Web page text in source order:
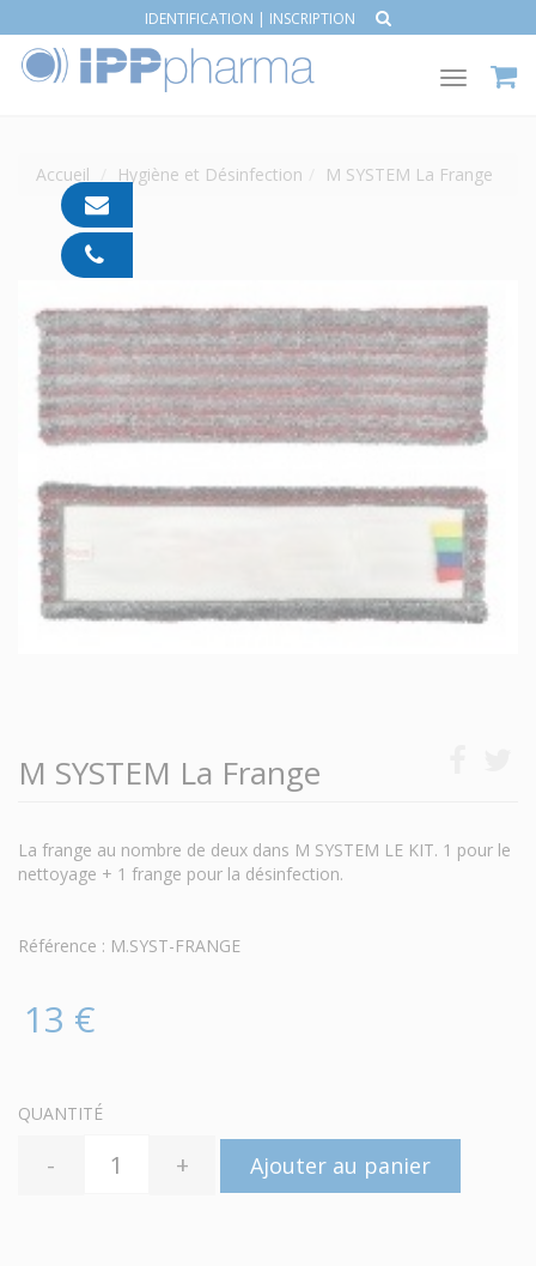
IDENTIFICATION | INSCRIPTION
Toggle
Accueil Hygiène et Désinfection M SYSTEM La Frange
M SYSTEM La Frange
La frange au nombre de deux dans M SYSTEM LE KIT. 1 pour le
nettoyage + 1 frange pour la désinfection.
Référence : M.SYST-FRANGE
13 €
QUANTITÉ
- + Ajouter au panier
pharma.com
91
05
05
55